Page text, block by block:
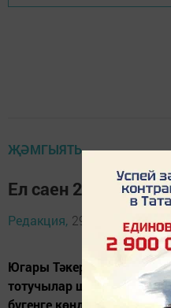
ҖӘМГЫЯТЬ
Ел саен 20 баш үгез
Редакция, 29 гыйнвар
Югары Тәкермән
тотучылар шактый.
бүгенге көндә 40 баш